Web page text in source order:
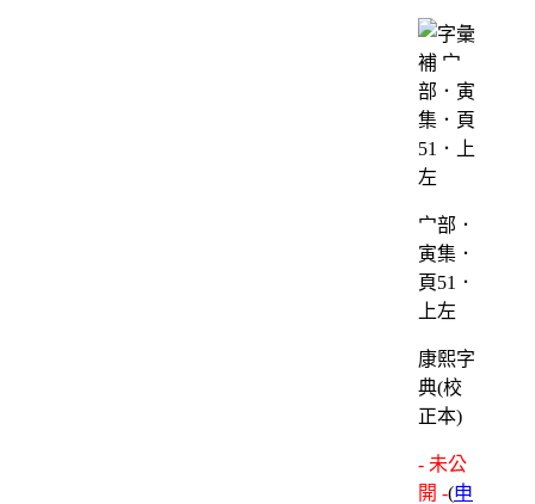
宀部．
寅集．
頁51．
上左
康熙字
典(校
正本)
- 未公
開 -(申